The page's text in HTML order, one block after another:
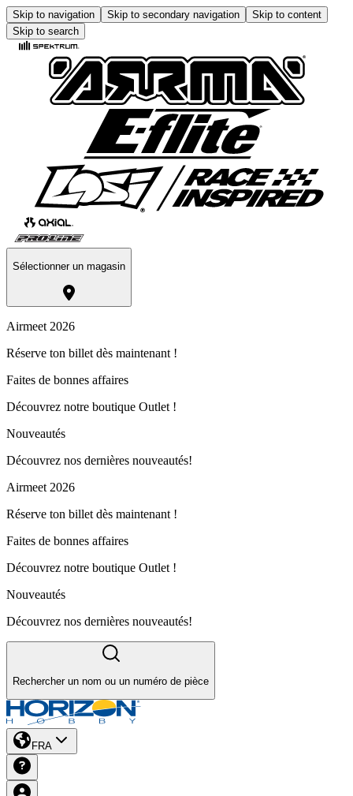
Skip to navigation Skip to secondary navigation
Skip to content
Skip to search
Sélectionner un magasin
Airmeet 2026
Réserve ton billet dès maintenant !
Faites de bonnes affaires
Découvrez notre boutique Outlet !
Nouveautés
Découvrez nos dernières nouveautés!
Airmeet 2026
Réserve ton billet dès maintenant !
Faites de bonnes affaires
Découvrez notre boutique Outlet !
Nouveautés
Découvrez nos dernières nouveautés!
Rechercher un nom ou un numéro de pièce
FRA